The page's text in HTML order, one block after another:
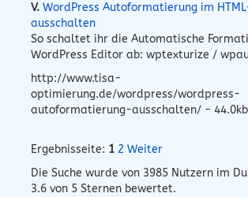
V. WordPress Autoformatierung im
ausschalten
So schaltet ihr die Automatische
WordPress Editor ab: wptexturize /
http://www.tisa-
optimierung.de/wordpress/wordpress-
autoformatierung-ausschalten/ - 44.0kb
Ergebnisseite: 1 2 Weiter
Die Suche wurde von 3985 Nutzern im
3.6 von 5 Sternen bewertet.